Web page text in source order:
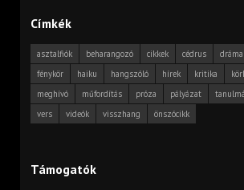
Címkék
asztalfiók beharangozó cikkek cédrus dráma
fénykör
haiku hangszóló hírek kritika
meghívó
műfordítás próza pályázat
vers
videók visszhang önszócikk
Támogatók